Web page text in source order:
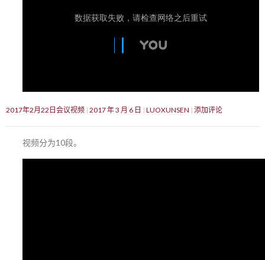
2017年2月22日会议视频 2017 年 3 月 6 日 LUOXUNSEN 添加评论
视频分为10段。